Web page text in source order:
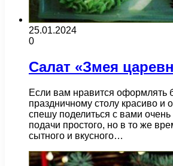
25.01.2024
0
Салат «Змея
Если вам нравится оформлять
праздничному столу красиво и
спешу поделиться с вами очень
подачи простого, но в то же
сытного и вкусного…